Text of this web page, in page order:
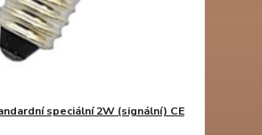
speciální 2W (signální) CE